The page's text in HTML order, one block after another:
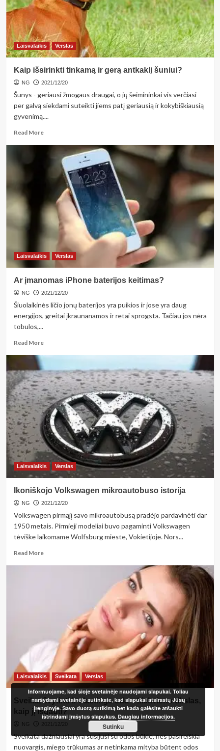
privalumai
ir
trūkumai?
Laisvalaikis Verslas
Kaip išsirinkti tinkamą ir gerą antkaklį šuniui?
NG 2021/12/20
Šunys - geriausi žmogaus draugai, o jų šeimininkai vis verčiasi
per galvą siekdami suteikti jiems patį geriausią ir kokybiškiausią
gyvenimą....
Read MoreRead
išsirinkti
tinkamą
antkaklį
šuniui?
Laisvalaikis Verslas
Ar įmanomas iPhone baterijos keitimas?
NG 2021/12/20
Šiuolaikinės ličio jonų baterijos yra puikios ir jose yra daug
energijos, greitai įkraunanamos ir retai sprogsta. Tačiau jos nėra
tobulos,...
Read MoreRead
Ar
įmanomas
iPhone
baterijos
keitimas?
Laisvalaikis Verslas
Ikoniškojo Volkswagen mikroautobuso istorija
NG 2021/12/20
Volkswagen pirmąjį savo mikroautobusą pradėjo pardavinėti dar
1950 metais. Pirmieji modeliai buvo pagaminti Volkswagen
tėviške laikomame Wolfsburg mieste, Vokietijoje. Nors...
Read MoreRead
Laisvalaikis Sveikata Verslas
Sveika, švytinti ir elastinga oda – kiekvieno tikslas,
kaip jį išgauti?
NG 2021/12/20
Sveikata dažniausiai yra susijusi su odos būkle, nes pasireiškia
nuovargis, miego trūkumas ar netinkama mityba būtent odos
Informuojame, kad šioje svetainėje naudojami slapukai. Toliau
naršydami svetainėje sutinkate, kad slapukai atsirastų Jūsų
įrenginyje. Savo duotą sutikimą bet kada galėsite atšaukti
ištrindami įrašytus slapukus. Daugiau informacijos.
Sutinku